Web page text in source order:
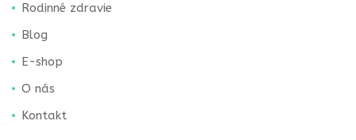
Rodinné zdravie
Blog
E-shop
O nás
Kontakt